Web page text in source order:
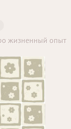
жизненный опыт